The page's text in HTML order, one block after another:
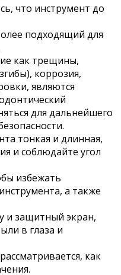
что инструмент до
подходящий для
как трещины,
коррозия,
являются
для дальнейшего
тонкая и длинная,
и соблюдайте угол
избежать
а также
и защитный экран,
в глаза и
как